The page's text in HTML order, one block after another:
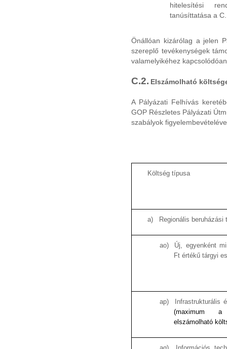
hitelesítési
tanúsíttatása a
Önállóan kizárólag a jelen
szereplő tevékenységek
valamelyikéhez
C.2. Elszámolható
A Pályázati Felhívás
GOP Részletes Pályázati
szabályok
Költség típusa
a) Regionális beruházási
ao)
Új, egyenként
Ft értékű tárgyi
ap)
Infrastrukturális
(maximum
elszámolható